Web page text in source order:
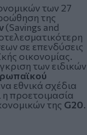
των 27
της
(Savings and
σε επενδύσεις
οικονομίας.
των ειδικών
εθνικά σχέδια
προετοιμασία
της G20